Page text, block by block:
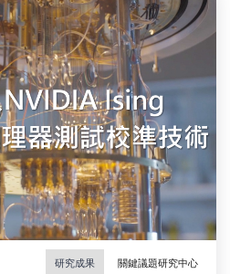
研究成果 關鍵議題研究中心